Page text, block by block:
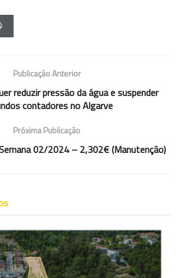
Publicação Anterior
reduzir pressão da água e suspender
contadores no Algarve
Próxima Publicação
02/2024 – 2,302€ (Manutenção)